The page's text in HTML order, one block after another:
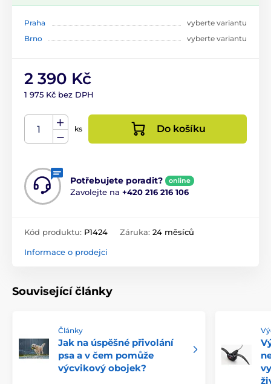
Praha
vyberte variantu
Brno
vyberte variantu
2 390 Kč
1 975 Kč bez DPH
ks Do košíku
Potřebujete poradit? online
Zavolejte na +420 216 216 106
Kód produktu: P1424 Záruka: 24 měsíců
Informace o prodejci
Související články
Články
Jak na úspěšné přivolání
psa a v čem pomůže
výcvikový obojek?